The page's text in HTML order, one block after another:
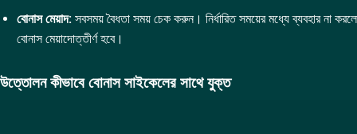
বোনাস মেয়াদ:সবসময় বৈধতা সময় চেক করুন। নির্ধারিত সময়ের মধ্যে ব্যবহার না করলে
বোনাস মেয়াদোত্তীর্ণ হবে।
উত্তোলন কীভাবে বোনাস সাইকেলের সাথে যুক্ত